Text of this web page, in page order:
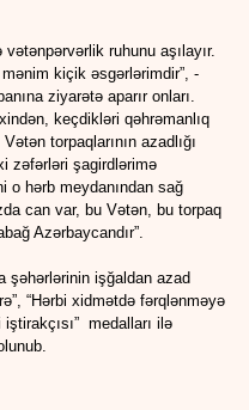
ruhunu aşılayır.
kiçik əsgərlərimdir”, -
ziyarətə aparır onları.
keçdikləri qəhrəmanlıq
torpaqlarının azadlığı
zəfərləri şagirdlərimə
o hərb meydanından sağ
can var, bu Vətən, bu torpaq
Azərbaycandır”.
şəhərlərinin işğaldan azad
“Hərbi xidmətdə fərqlənməyə
medalları ilə